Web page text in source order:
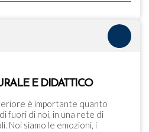
E DIDATTICO
è importante quanto
fuori di noi, in una rete di
Noi siamo le emozioni, i